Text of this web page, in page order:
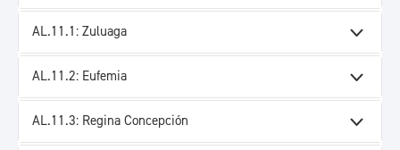
AL.11.1: Zuluaga
AL.11.2: Eufemia
AL.11.3: Regina Concepción